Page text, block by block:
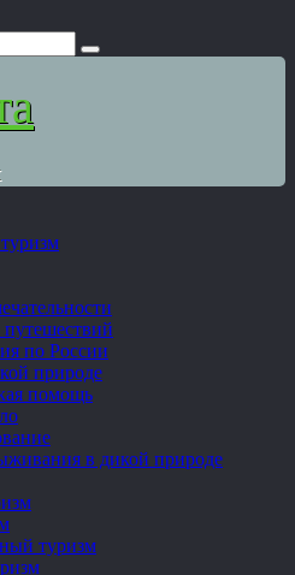
по России
природе
помощь
в дикой природе
туризм